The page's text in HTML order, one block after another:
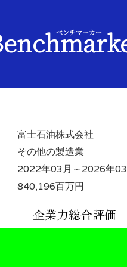
ベンチマーカー
富士石油株式会社
その他の製造業
2022年03月～2026年03
840,196百万円